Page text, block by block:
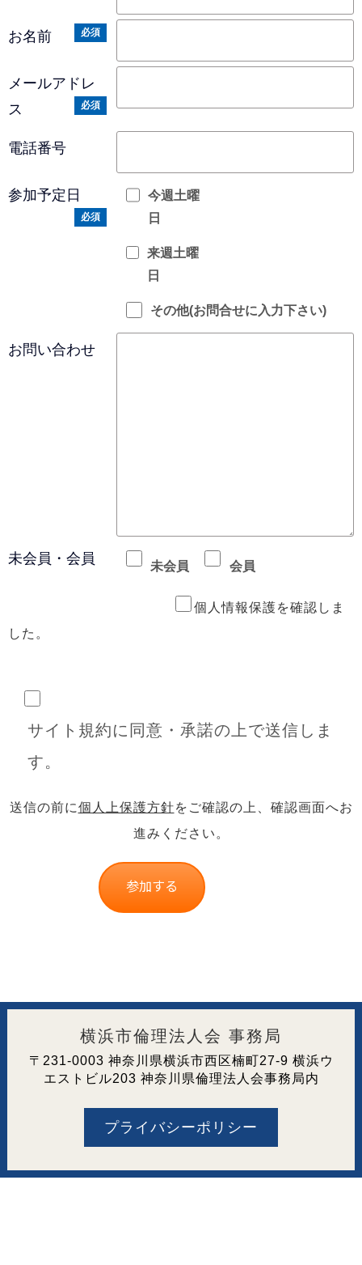
お名前 必須
メールアドレ
ス
必須
電話番号
参加予定日
必須
今週土曜
日
来週土曜
日
その他(お問合せに入力下さい)
お問い合わせ
未会員・会員 未会員 会員
個人情報保護を確認しま
した。
サイト規約に同意・承諾の上で送信しま
す。
送信の前に個人上保護方針をご確認の上、確認画面へお
進みください。
横浜市倫理法人会 事務局
〒231-0003 神奈川県横浜市西区楠町27-9 横浜ウ
エストビル203 神奈川県倫理法人会事務局内
プライバシーポリシー